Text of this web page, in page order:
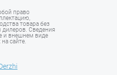
право
товара без
дилеров. Сведения
и внешнем виде
сайте.